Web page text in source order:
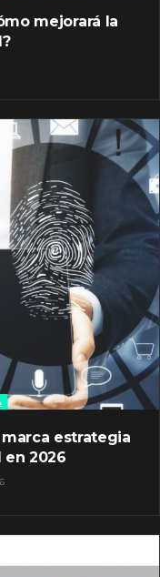
mejorará la
estrategia
2026